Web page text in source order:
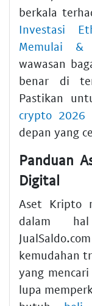
berkala
Investasi
Memulai &
wawasan
benar di
Pastikan
crypto 2026
depan yang
Panduan
Digital
Aset Kripto
dalam hal
kemudahan
yang mencari
lupa